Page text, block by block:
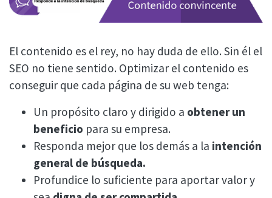
El contenido es el rey, no hay duda de ello. Sin él el
SEO no tiene sentido. Optimizar el contenido es
conseguir que cada página de su web tenga:
Un propósito claro y dirigido a obtener un
beneficio para su empresa.
Responda mejor que los demás a la intención
general de búsqueda.
Profundice lo suficiente para aportar valor y